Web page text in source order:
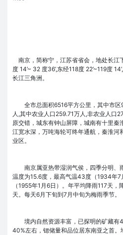
南京，简称宁，江苏省省会，地处长江
度 14’~ 32 度36’,东经118度 22’~119度
长江三角洲。
全市总面积6516平方公里，其中市区
人,其中农业人口259.71万人,非农业人口
原交错，城东有钟山屏障，城南有十里秦
江宽水深，万吨海轮可终年通航，秦淮河
业区。
南京属亚热带湿润气侯，四季分明、
温度为15.6度，最高气温43度（1934年
（1955年1月6日）。年平均降雨117天
天。每天6月下旬到7月中旬为梅雨季节。
境内自然资源丰富，已探明的矿藏有
40%左右，锶储量和品位居东南亚之首